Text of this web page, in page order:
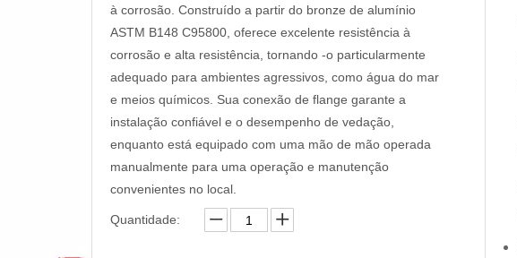
à corrosão. Construído a partir do bronze de alumínio
ASTM B148 C95800, oferece excelente resistência à
corrosão e alta resistência, tornando -o particularmente
adequado para ambientes agressivos, como água do mar
e meios químicos. Sua conexão de flange garante a
instalação confiável e o desempenho de vedação,
enquanto está equipado com uma mão de mão operada
manualmente para uma operação e manutenção
convenientes no local.
Quantidade: